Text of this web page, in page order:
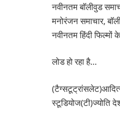
नवीनतम बॉलीवुड
मनोरंजन समाचार,
नवीनतम हिंदी
लोड हो रहा है…
(टैग्सटूट्रांसलेट)आदित्य
स्टूडियोज(टी)ज्योति